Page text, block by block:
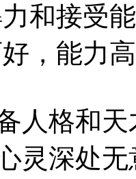
和接受
，能力
格和天
灵深处